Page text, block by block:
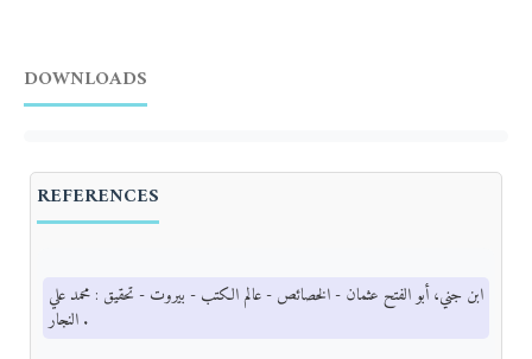
DOWNLOADS
REFERENCES
ابن جني، أبو الفتح عثمان - الخصائص - عالم الكتب - بيروت - تحقيق : محمد علي
النجار .